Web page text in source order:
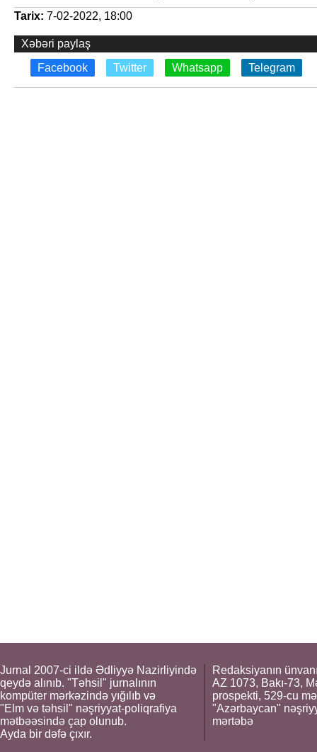
Tarix: 7-02-2022, 18:00
Xəbəri paylaş
Facebook
Twitter Whatsapp Telegram
Jurnal 2007-ci ildə Ədliyyə Nazirliyində
qeydə alınıb. "Təhsil" jurnalının
kompüter mərkəzində yığılıb və
"Elm və təhsil" nəşriyyat-poliqrafiya
mətbəəsində çap olunub.
Ayda bir dəfə çıxır.
Redaksiyanın
AZ 1073, Bakı-73,
prospekti, 529-cu
"Azərbaycan"
mərtəbə